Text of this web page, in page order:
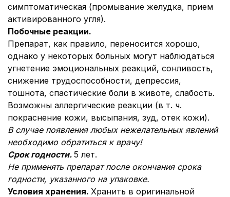
симптоматическая (промывание желудка, прием
активированного угля).
Побочные реакции.
Препарат, как правило, переносится хорошо,
однако у некоторых больных могут наблюдаться
угнетение эмоциональных реакций, сонливость,
снижение трудоспособности, депрессия,
тошнота, спастические боли в животе, слабость.
Возможны аллергические реакции (в т. ч.
покраснение кожи, высыпания, зуд, отек кожи).
В случае появления любых нежелательных явлений
необходимо обратиться к врачу!
Срок годности. 5 лет.
Не применять препарат после окончания срока
годности, указанного на упаковке.
Условия хранения. Хранить в оригинальной